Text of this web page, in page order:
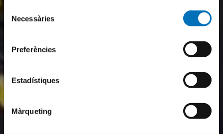
Necessàries
Preferències
Estadístiques
Màrqueting